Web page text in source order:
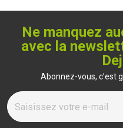
Ne manquez
avec la
Abonnez-vous, c’est